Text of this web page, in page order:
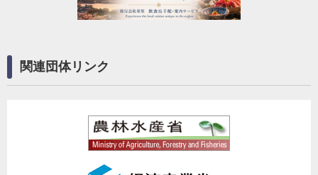
関連団体リンク